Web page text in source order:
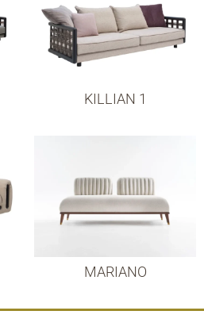
KILLIAN 1
MARIANO